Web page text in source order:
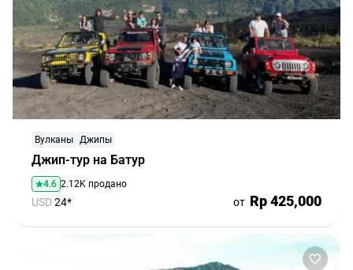
Джип-тур на Батур
Вулканы Джипы
4.6 2.12K продано
USD24* от Rp 425,000